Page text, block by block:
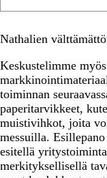
Nathalien
Keskustelimme
toiminnan
paperitarvikkeet,
muistivihkot, joita
messuilla.
esitellä
merkityksellisellä